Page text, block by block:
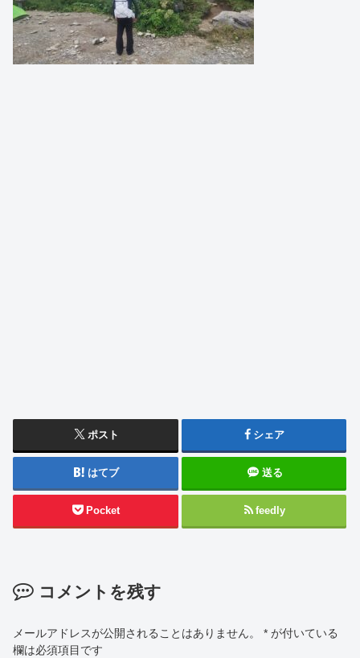
ポスト シェア
はてブ 送る
Pocket feedly
コメントを残す
メールアドレスが公開されることはありません。 * が付いている
欄は必須項目です